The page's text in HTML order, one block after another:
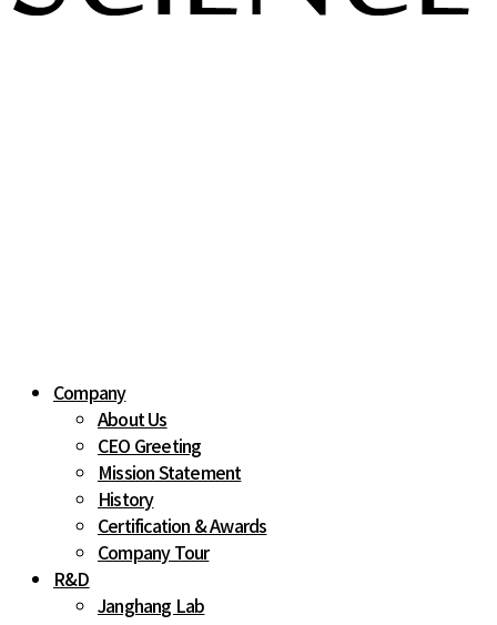
Company
About Us
CEO Greeting
Mission Statement
History
Certification & Awards
Company Tour
R&D
Janghang Lab